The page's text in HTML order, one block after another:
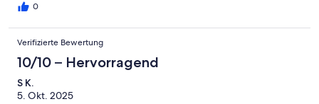
0
Verifizierte Bewertung
10/10 – Hervorragend
S K.
5. Okt. 2025